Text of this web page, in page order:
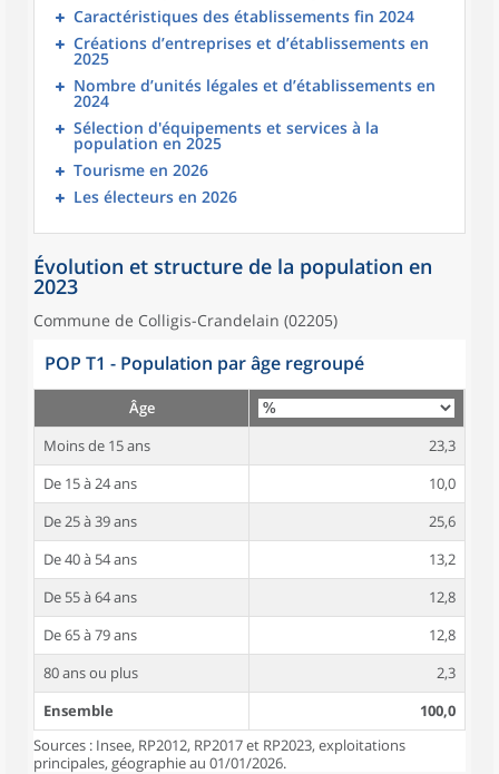
Caractéristiques des établissements fin 2024
Créations d’entreprises et d’établissements en
2025
Nombre d’unités légales et d’établissements en
2024
Sélection d'équipements et services à la
population en 2025
Tourisme en 2026
Les électeurs en 2026
Évolution et structure de la population en
2023
Commune de Colligis-Crandelain (02205)
POP T1 - Population par âge regroupé
Âge
Moins de 15 ans
23,3
De 15 à 24 ans
10,0
De 25 à 39 ans
25,6
De 40 à 54 ans
13,2
De 55 à 64 ans
12,8
De 65 à 79 ans
12,8
80 ans ou plus
2,3
Ensemble
100,0
Sources : Insee, RP2012, RP2017 et RP2023, exploitations
principales, géographie au 01/01/2026.